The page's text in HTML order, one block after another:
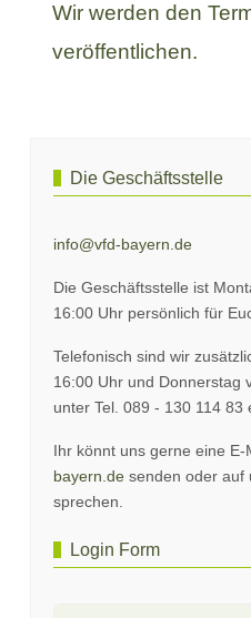
Wir werden den
veröffentlichen.
Die Geschäftsstelle
info@vfd-bayern.de
Die Geschäftsstelle ist
16:00 Uhr persönlich für
Telefonisch sind wir
16:00 Uhr und Donnerstag
unter Tel. 089 - 130 114 83
Ihr könnt uns gerne eine E-
bayern.de senden oder auf
sprechen.
Login Form